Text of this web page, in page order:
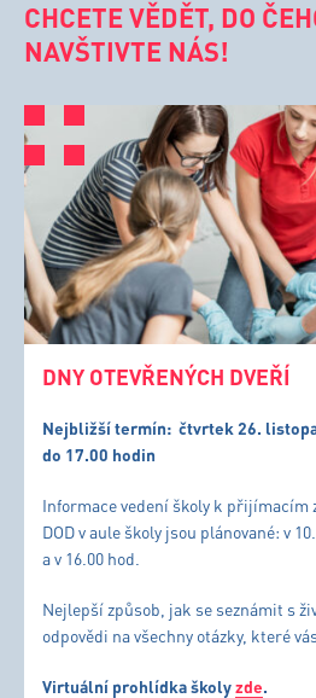
CHCETE VĚDĚT, DO
NAVŠTIVTE NÁS!
DNY OTEVŘENÝCH DVEŘÍ
Nejbližší termín: čtvrtek 26.
do 17.00 hodin
Informace vedení školy k přijímacím
DOD v aule školy jsou plánované: v
a v 16.00 hod.
Nejlepší způsob, jak se seznámit s
odpovědi na všechny otázky, které
Virtuální prohlídka školyzde.